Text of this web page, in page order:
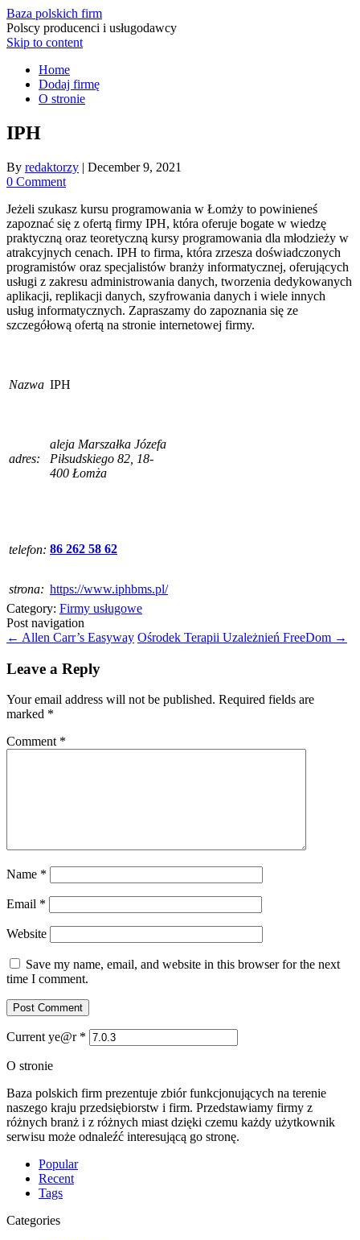
Baza polskich firm
Polscy producenci i usługodawcy
Skip to content
Home
Dodaj firmę
O stronie
IPH
By redaktorzy | December 9, 2021
0 Comment
Jeżeli szukasz kursu programowania w Łomży to powinieneś
zapoznać się z ofertą firmy IPH, która oferuje bogate w wiedzę
praktyczną oraz teoretyczną kursy programowania dla młodzieży w
atrakcyjnych cenach. IPH to firma, która zrzesza doświadczonych
programistów oraz specjalistów branży informatycznej, oferujących
usługi z zakresu administrowania danych, tworzenia dedykowanych
aplikacji, replikacji danych, szyfrowania danych i wiele innych
usług informatycznych. Zapraszamy do zapoznania się ze
szczegółową ofertą na stronie internetowej firmy.
Nazwa IPH
adres:
aleja Marszałka Józefa
Piłsudskiego 82, 18-
400 Łomża
telefon: 86 262 58 62
strona: https://www.iphbms.pl/
Category: Firmy usługowe
Post navigation
← Allen Carr’s Easyway Ośrodek Terapii Uzależnień FreeDom →
Leave a Reply
Your email address will not be published. Required fields are
marked *
Comment *
Name *
Email *
Website
Save my name, email, and website in this browser for the next
time I comment.
Current ye@r *
O stronie
Baza polskich firm prezentuje zbiór funkcjonujących na terenie
naszego kraju przedsiębiorstw i firm. Przedstawiamy firmy z
różnych branż i z różnych miast dzięki czemu każdy użytkownik
serwisu może odnaleźć interesującą go stronę.
Popular
Recent
Tags
Categories